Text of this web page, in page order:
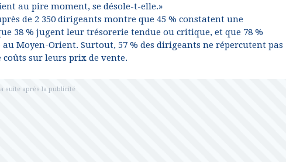
au pire moment, se désole-t-elle.»
de 2 350 dirigeants montre que 45 % constatent une
38 % jugent leur trésorerie tendue ou critique, et que 78 %
Moyen-Orient. Surtout, 57 % des dirigeants ne répercutent pas
coûts sur leurs prix de vente.